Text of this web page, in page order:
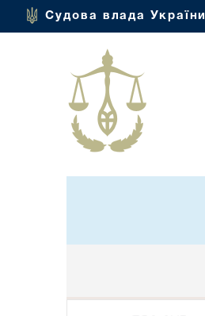
Судова влада України